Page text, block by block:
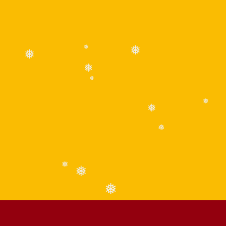
❅
❅
❅
❅
❅
❅